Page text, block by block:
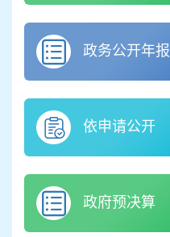
政务公开年报
依申请公开
政府预决算